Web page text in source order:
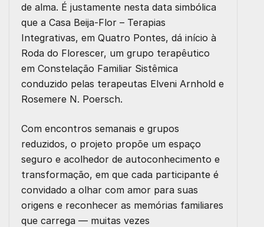
de alma. É justamente nesta data simbólica
que a Casa Beija-Flor – Terapias
Integrativas, em Quatro Pontes, dá início à
Roda do Florescer, um grupo terapêutico
em Constelação Familiar Sistêmica
conduzido pelas terapeutas Elveni Arnhold e
Rosemere N. Poersch.
Com encontros semanais e grupos
reduzidos, o projeto propõe um espaço
seguro e acolhedor de autoconhecimento e
transformação, em que cada participante é
convidado a olhar com amor para suas
origens e reconhecer as memórias familiares
que carrega — muitas vezes